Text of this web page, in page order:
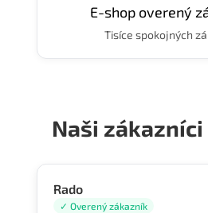
E-shop overený
Tisíce spokojných
Naši
Rado
✓ Overený zákazník